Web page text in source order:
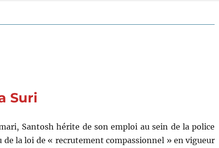
Suri
Santosh hérite de son emploi au sein de la police
la loi de « recrutement compassionnel » en vigueur